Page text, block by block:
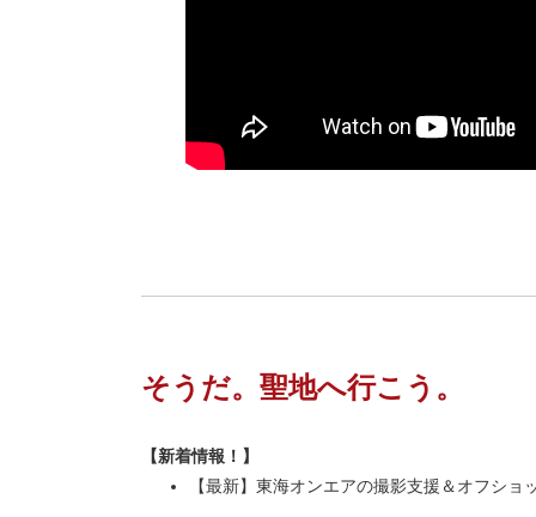
そうだ。聖地へ行こう。
【新着情報！】
【最新】東海オンエアの撮影支援＆オフショ